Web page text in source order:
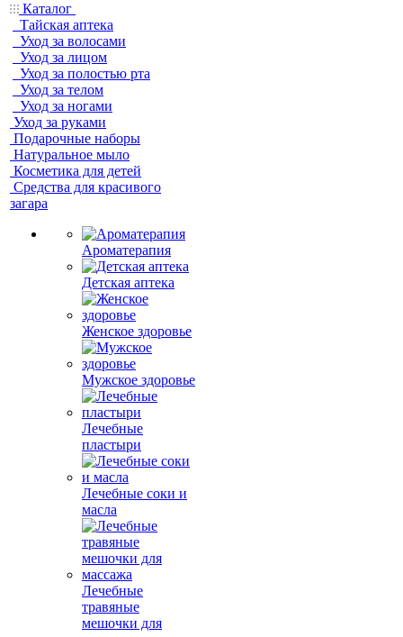
Каталог
Тайская аптека
Уход за волосами
Уход за лицом
Уход за полостью рта
Уход за телом
Уход за ногами
Уход за руками
Подарочные наборы
Натуральное мыло
Косметика для детей
Средства для красивого
загара
Ароматерапия
Детская аптека
Женское здоровье
Мужское здоровье
Лечебные
пластыри
Лечебные соки и
масла
Лечебные
травяные
мешочки для